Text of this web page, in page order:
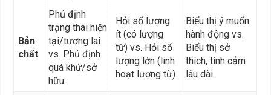
Bản
chất
Phủ định
trạng thái hiện
tại/tương lai
vs. Phủ định
quá khứ/sở
hữu.
Hỏi số lượng
ít (có lượng
từ) vs. Hỏi số
lượng lớn (linh
hoạt lượng từ).
Biểu thị ý muốn
hành động vs.
Biểu thị sở
thích, tình cảm
lâu dài.